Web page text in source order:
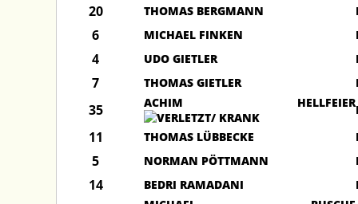
20 THOMAS BERGMANN
6 MICHAEL FINKEN
4 UDO GIETLER
7 THOMAS GIETLER
35 ACHIM HELLFEIER
11 THOMAS LÜBBECKE
5 NORMAN PÖTTMANN
14 BEDRI RAMADANI